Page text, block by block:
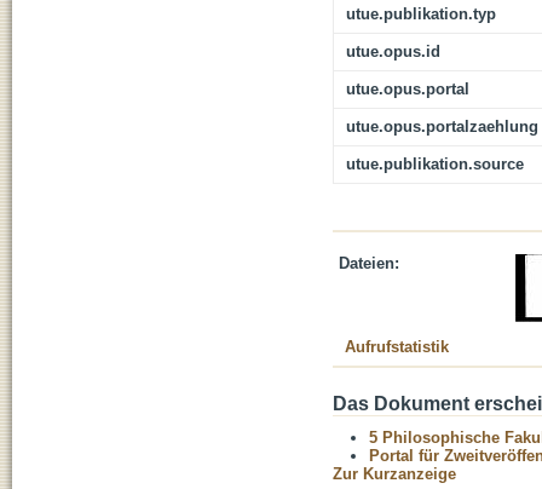
utue.publikation.typ
utue.opus.id
utue.opus.portal
utue.opus.portalzaehlung
utue.publikation.source
Dateien:
Aufrufstatistik
Das Dokument
5 Philosophische
Portal für
Zur Kurzanzeige